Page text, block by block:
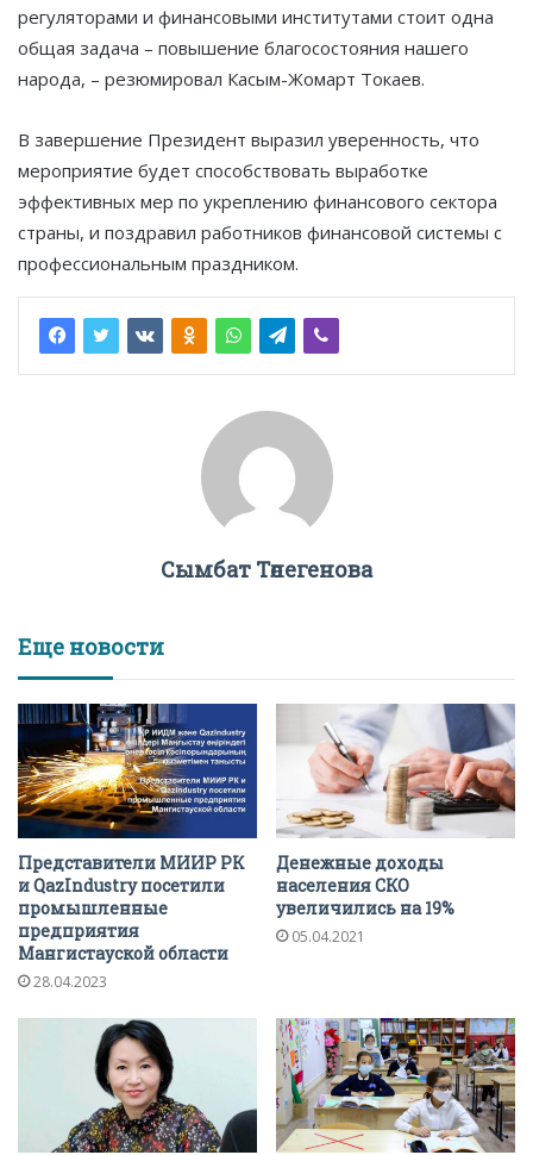
регуляторами и финансовыми институтами стоит одна
общая задача – повышение благосостояния нашего
народа, – резюмировал Касым-Жомарт Токаев.
В завершение Президент выразил уверенность, что
мероприятие будет способствовать выработке
эффективных мер по укреплению финансового сектора
страны, и поздравил работников финансовой системы с
профессиональным праздником.
Сымбат Төлегенова
Еще новости
Представители МИИР РК
и QazIndustry посетили
промышленные
предприятия
Мангистауской области
28.04.2023
Денежные доходы
населения СКО
увеличились на 19%
05.04.2021